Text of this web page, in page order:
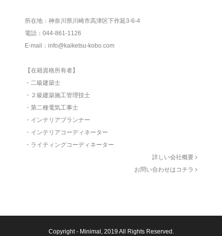
所在地：神奈川県川崎市高津区下作延3-6-4
電話：044-861-1126
E-mail：info@kaiketsu-kobo.com
【在籍資格所有者】
・二級建築士
・２級建築施工管理技士
・第二種電気工事士
・インテリアプランナー
・インテリアコーディネーター
・ライティングコーディネーター
詳しい会社概要
お問い合わせはコチラ
Copyright - Minimal , 2019 All Rights Reserved.